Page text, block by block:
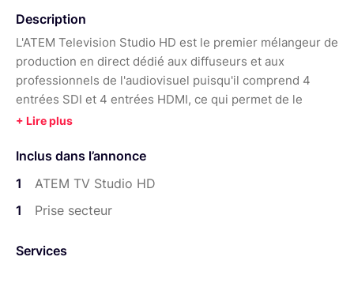
Description
L'ATEM Television Studio HD est le premier mélangeur de
production en direct dédié aux diffuseurs et aux
professionnels de l'audiovisuel puisqu'il comprend 4
entrées SDI et 4 entrées HDMI, ce qui permet de le
connecter à 8 sources telles que des caméras,
Switch SDI / HDMI 8 canaux Normes NTSC / PAL, HD
Mélangeur audio numérique 10 canaux Commandes
intégrées au panneau avant Sortie Multiview via HDMI et
Inclus dans l’annonce
1
ATEM TV Studio HD
1
Prise secteur
Services